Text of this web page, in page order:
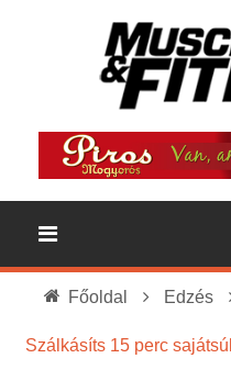
Főoldal Edzés
Szálkásíts 15 perc